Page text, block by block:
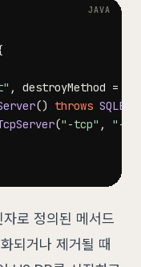
, destroyMethod =
() throws
("-tcp" ,
"-
로 정의된 메서드
되거나 제거될 때